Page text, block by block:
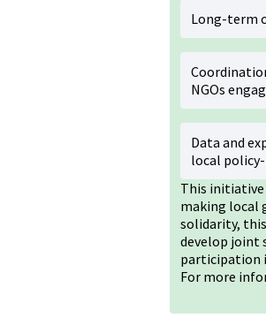
Long-term
NGOs
Data and
local
This
making local
solidarity,
develop joint
participation
For more